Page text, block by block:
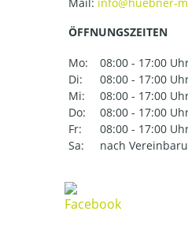
ÖFFNUNGSZEITEN
Mo:
08:00 - 17:00
Di:
08:00 - 17:00
Mi:
08:00 - 17:00
Do:
08:00 - 17:00
Fr:
08:00 - 17:00
Sa:
nach